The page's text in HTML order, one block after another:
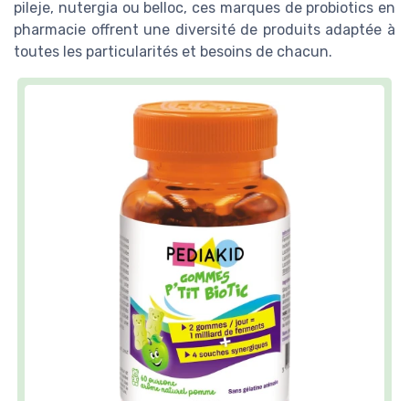
pileje, nutergia ou belloc, ces marques de probiotics en
pharmacie offrent une diversité de produits adaptée à
toutes les particularités et besoins de chacun.